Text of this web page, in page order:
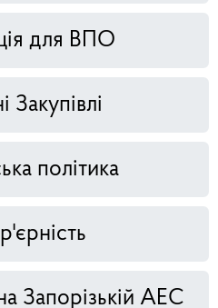
для ВПО
Закупівлі
політика
на Запорізькій АЕС